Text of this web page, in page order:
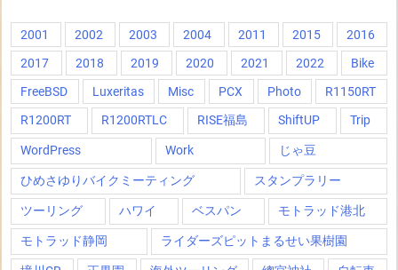
2001 2002 2003 2004 2011 2015
2016
2017
2018 2019 2020 2021 2022
Bike
FreeBSD
Luxeritas Misc PCX Photo
R1150RT
R1200RT
R1200RTLC RISE福島 ShiftUP Trip
WordPress Work じゃ豆
ひめさゆりバイクミーティング スタンプラリー
ツーリング ハワイ ベスパン モトラッド港北
モトラッド静岡 ライダーズピットまるせい果樹園